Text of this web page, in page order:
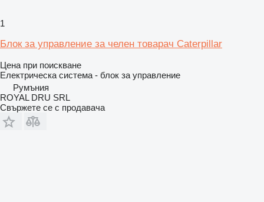
1
Блок за управление за челен товарач Caterpillar
Цена при поискване
Електрическа система - блок за управление
Румъния
ROYAL DRU SRL
Свържете се с продавача